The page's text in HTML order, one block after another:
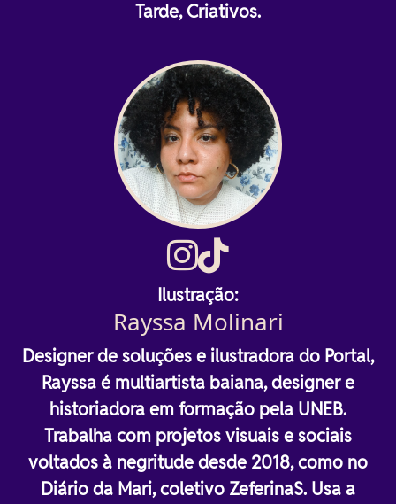
Tarde, Criativos.
Ilustração:
Rayssa Molinari
Designer de soluções e ilustradora do Portal,
Rayssa é multiartista baiana, designer e
historiadora em formação pela UNEB.
Trabalha com projetos visuais e sociais
voltados à negritude desde 2018, como no
Diário da Mari, coletivo ZeferinaS. Usa a